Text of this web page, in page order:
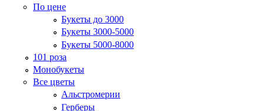
По цене
Букеты до 3000
Букеты 3000-5000
Букеты 5000-8000
101 роза
Монобукеты
Все цветы
Альстромерии
Герберы